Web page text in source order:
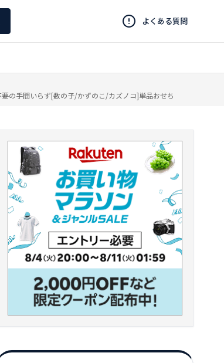
よくある質問
の手間いらず[数の子/かずのこ/カズノコ]単品おせち